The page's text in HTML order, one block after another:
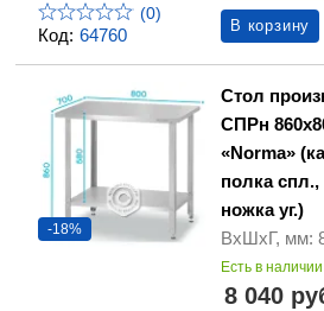
Код: 64760
(0)
В корзину
-18%
Стол
СПРн
«Norma»
полка спл.,
ножка уг.)
ВхШхГ, мм:
Есть в наличии
8 040